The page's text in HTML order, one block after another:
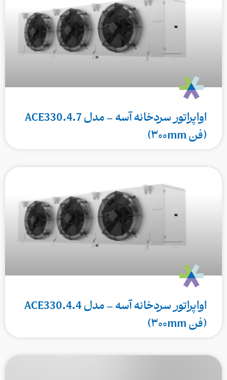
اواپراتور سردخانه آسه – مدل ACE330.4.7
(فن ۳۰۰mm)
اواپراتور سردخانه آسه – مدل ACE330.4.4
(فن ۳۰۰mm)